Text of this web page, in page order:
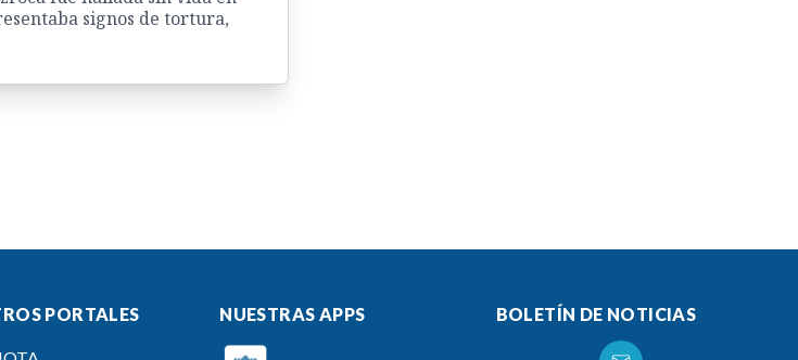
signos de tortura,
PORTALES NUESTRAS APPS BOLETÍN DE NOTICIAS